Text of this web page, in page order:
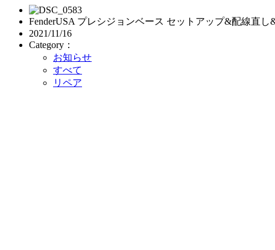
FenderUSA プレシジョンベース セットアップ&配線直
2021/11/16
Category：
お知らせ
すべて
リペア